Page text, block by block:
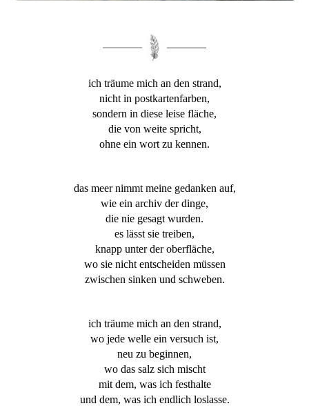
ich träume mich an den strand,
nicht in postkartenfarben,
sondern in diese leise fläche,
die von weite spricht,
ohne ein wort zu kennen.
das meer nimmt meine gedanken auf,
wie ein archiv der dinge,
die nie gesagt wurden.
es lässt sie treiben,
knapp unter der oberfläche,
wo sie nicht entscheiden müssen
zwischen sinken und schweben.
ich träume mich an den strand,
wo jede welle ein versuch ist,
neu zu beginnen,
wo das salz sich mischt
mit dem, was ich festhalte
und dem, was ich endlich loslasse.